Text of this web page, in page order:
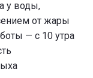
у воды,
от жары
— с 10 утра